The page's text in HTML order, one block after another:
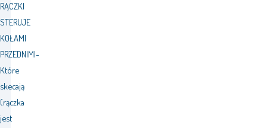
RĄCZKI
STERUJE
KOŁAMI
PRZEDNIMI-
Które
skecają
(rączka
jest